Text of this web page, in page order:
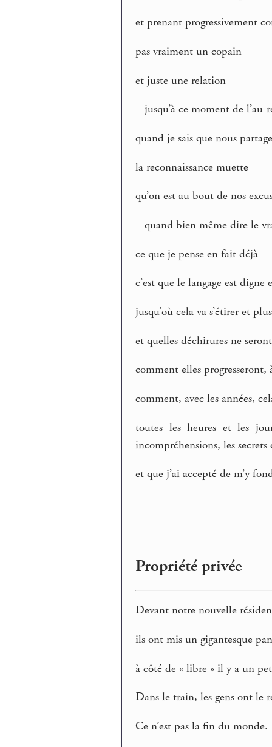
et prenant progressivement
pas vraiment un copain
et juste une relation
– jusqu’à ce moment de l’au-
quand je sais que nous
la reconnaissance muette
qu’on est au bout de nos
– quand bien même dire le
ce que je pense en fait déjà
c’est que le langage est digne
jusqu’où cela va s’étirer et
et quelles déchirures ne
comment elles
comment, avec les années,
toutes les heures et les
incompréhensions, les secrets
et que j’ai accepté de m’y
Propriété privée
Devant notre nouvelle
ils ont mis un gigantesque
à côté de « libre » il y a un
Dans le train, les gens ont le
Ce n’est pas la fin du monde.